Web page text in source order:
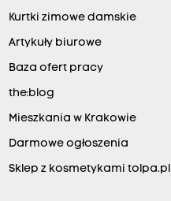
Kurtki zimowe damskie
Artykuły biurowe
Baza ofert pracy
the:blog
Mieszkania w Krakowie
Darmowe ogłoszenia
Sklep z kosmetykami tolpa.pl